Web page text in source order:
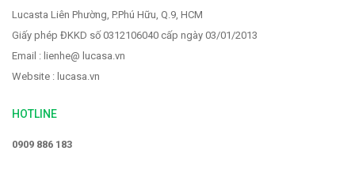
Lucasta Liên Phường, P.Phú Hữu, Q.9, HCM
Giấy phép ĐKKD số 0312106040 cấp ngày 03/01/2013
Email : lienhe@ lucasa.vn
Website : lucasa.vn
HOTLINE
0909 886 183